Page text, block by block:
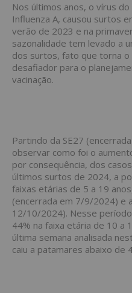
Nos últimos anos, o vírus
Influenza A, causou surtos
verão de 2023 e na
sazonalidade tem levado a
dos surtos, fato que torna o
desafiador para o
vacinação.
Partindo da SE27
observar como foi o
por consequência, dos
últimos surtos de 2024, a
faixas etárias de 5 a 19
(encerrada em 7/9/2024) e
12/10/2024). Nesse
44% na faixa etária de 10 a
última semana analisada
caiu a patamares abaixo de